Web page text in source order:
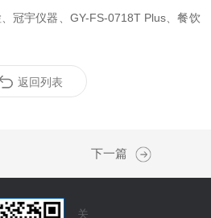
冠宇仪器、GY-FS-0718T Plus、餐饮
返回列表
下一篇
关